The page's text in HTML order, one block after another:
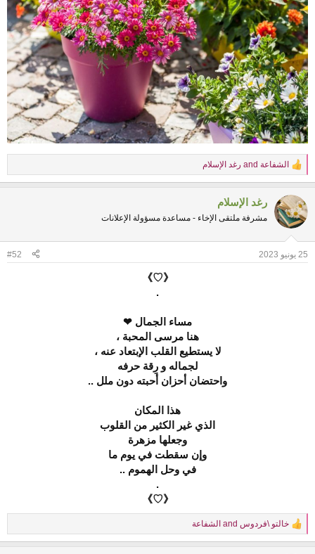
R
e
c
t
i
s
الشفاعة رغد الإسلام
رغد الإسلام
مشرفة ملتقى الإخاء - مساعدة مسؤولة الإعلانات
25 يونيو 2023 #52
《♡》
.
مساء الجمال ❤
هنا مرسى المحبة ،
لا يستطيع القلب الإبتعاد عنه ،
لجماله و رِقة حرفه
واحتضان أحزان أحبته دون ملل ..
هذا المكان
الذي غير الكثير من القلوب
وجعلها مزهرة
وإن سقطت في يوم ما
في وحل الهموم ..
.
《♡》
R
e
خالتو \فردوس الشفاعة